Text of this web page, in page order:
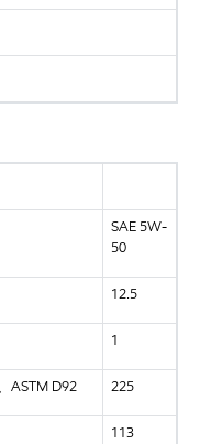
SAE 5W-
50
12.5
1
ASTM D92 225
113